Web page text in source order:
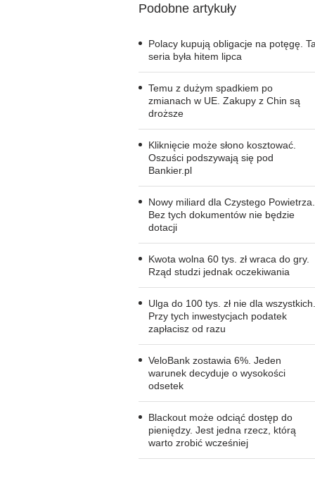
Podobne artykuły
Polacy kupują obligacje na potęgę.
seria była hitem lipca
Temu z dużym spadkiem po
zmianach w UE. Zakupy z Chin są
droższe
Kliknięcie może słono kosztować.
Oszuści podszywają się pod
Bankier.pl
Nowy miliard dla Czystego Powietrza.
Bez tych dokumentów nie będzie
dotacji
Kwota wolna 60 tys. zł wraca do gry.
Rząd studzi jednak oczekiwania
Ulga do 100 tys. zł nie dla wszystkich.
Przy tych inwestycjach podatek
zapłacisz od razu
VeloBank zostawia 6%. Jeden
warunek decyduje o wysokości
odsetek
Blackout może odciąć dostęp do
pieniędzy. Jest jedna rzecz, którą
warto zrobić wcześniej